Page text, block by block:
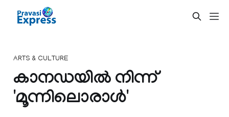
ARTS & CULTURE
കാനഡയില്‍ നിന്ന്
'മൂന്നിലൊരാള്‍'